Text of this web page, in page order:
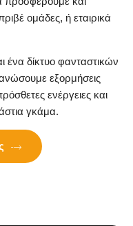
ομάδες, ή εταιρικά
ένα δίκτυο φανταστικών
εξορμήσεις
ενέργειες και
γκάμα.